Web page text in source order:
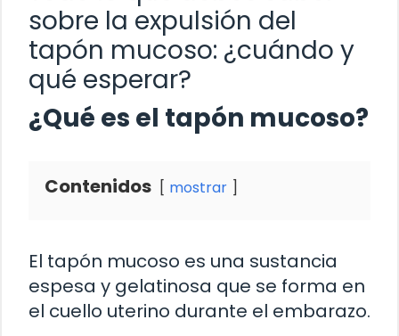
sobre la expulsión del
tapón mucoso: ¿cuándo y
qué esperar?
¿Qué es el tapón mucoso?
Contenidos mostrar
El tapón mucoso es una sustancia
espesa y gelatinosa que se forma en
el cuello uterino durante el embarazo.